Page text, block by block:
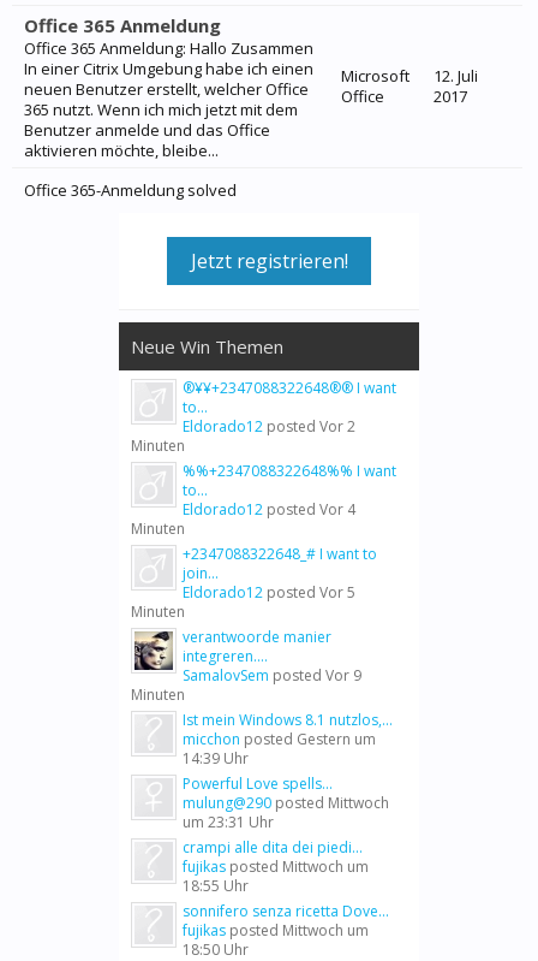
Office 365 Anmeldung
Office 365 Anmeldung: Hallo Zusammen
In einer Citrix Umgebung habe ich einen
neuen Benutzer erstellt, welcher Office
365 nutzt. Wenn ich mich jetzt mit dem
Benutzer anmelde und das Office
aktivieren möchte, bleibe...
Microsoft
Office
12. Juli
2017
Office 365-Anmeldung solved
Jetzt registrieren!
Neue Win Themen
®¥¥+2347088322648®® I want
to...
Eldorado12 posted Vor 2
Minuten
%%+2347088322648%% I want
to...
Eldorado12 posted Vor 4
Minuten
+2347088322648_# I want to
join...
Eldorado12 posted Vor 5
Minuten
verantwoorde manier
integreren....
SamalovSem posted Vor 9
Minuten
Ist mein Windows 8.1 nutzlos,...
micchon posted Gestern um
14:39 Uhr
Powerful Love spells...
mulung@290 posted Mittwoch
um 23:31 Uhr
crampi alle dita dei piedi...
fujikas posted Mittwoch um
18:55 Uhr
sonnifero senza ricetta Dove...
fujikas posted Mittwoch um
18:50 Uhr